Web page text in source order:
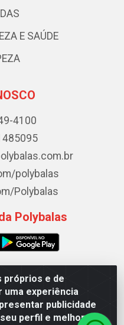
próprios e de
experiência
publicidade
perfil e melhorar a
E SAÚDE
4100
polybalas
Polybalas
Polybalas
Souza, 173 Galpão B -
- CEP 58.075-075 - CNPJ
61